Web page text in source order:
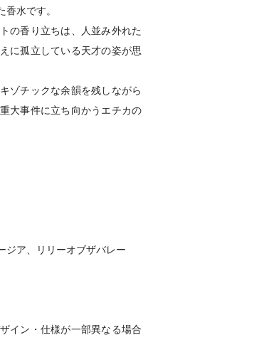
水です。
の香り立ちは、人並み外れた
に孤立している天才の姿が思
ゾチックな余韻を残しながら
大事件に立ち向かうエチカの
ジア、リリーオブザバレー
イン・仕様が一部異なる場合